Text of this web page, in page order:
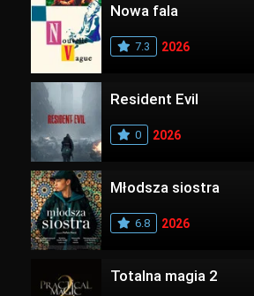
Nowa fala
7.3 2026
Resident Evil
0 2026
Młodsza siostra
6.8 2026
Totalna magia 2